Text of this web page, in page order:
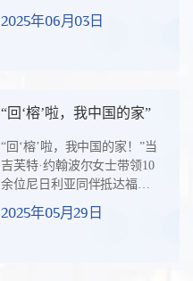
信“笔胜于剑”，将业余时间倾
有的开朗笑容来到了北京，
跟随着“发展中国家农业机械
寨农机发展现状在柬埔寨，
世世代代的农耕家庭将弯腰
插秧、挥镰收割的画面，深
深镌刻进生命的年轮里。24
岁的诺伊妮特，来自柬埔寨
庭，全家五口人守着几公顷
2025年06月03日
“回‘榕’啦，我中国的家”
“回‘榕’啦，我中国的家！”当
吉芙特·约翰波尔女士带领10
余位尼日利亚同伴抵达福州
长乐国际机场时，她兴奋地
大声说道。2023年10月，约
2025年05月29日